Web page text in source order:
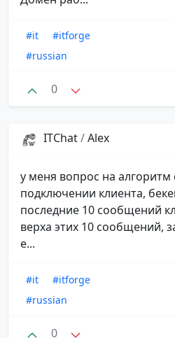
#it
#itforge
#russian
0
ITChat/Alex
у меня вопрос на алгоритм
подключении клиента,
последние 10 сообщений
верха этих 10 сообщений,
е...
#it
#itforge
#russian
0